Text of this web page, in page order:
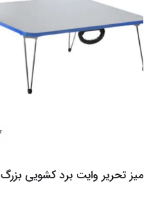
میز تحریر وایت برد کشویی بزرگ 507K-70